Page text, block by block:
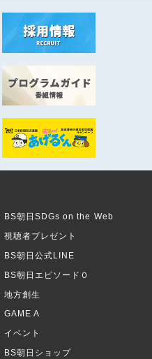
BS朝日SDGs on the Web
視聴者プレゼント
BS朝日公式LINE
BS朝日エピソード０
地方創生
GAME A
イベント
BS朝日ショップ